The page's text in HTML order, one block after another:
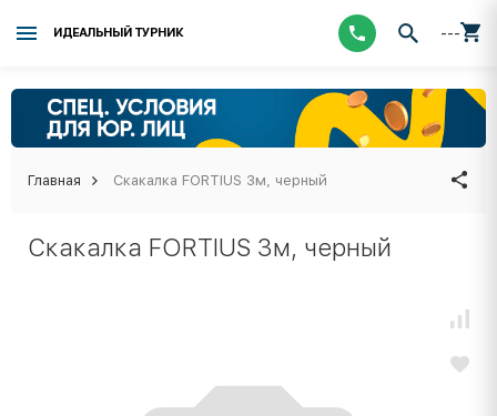
ИДЕАЛЬНЫЙ ТУРНИК ---
Главная Скакалка FORTIUS 3м, черный
Скакалка FORTIUS 3м, черный